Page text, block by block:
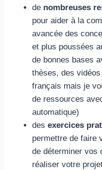
de nombreuses
pour aider à la
avancée des
et plus poussées
de bonnes bases
thèses, des
français mais je
de ressources
automatique)
des exercices
permettre de faire
de déterminer vos
réaliser votre